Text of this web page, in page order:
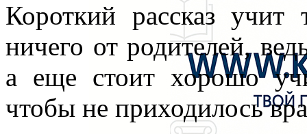
Короткий рассказ
ничего от родителей,
а еще стоит хорошо
чтобы не приходилось